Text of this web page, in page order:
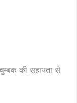
की सहायता से